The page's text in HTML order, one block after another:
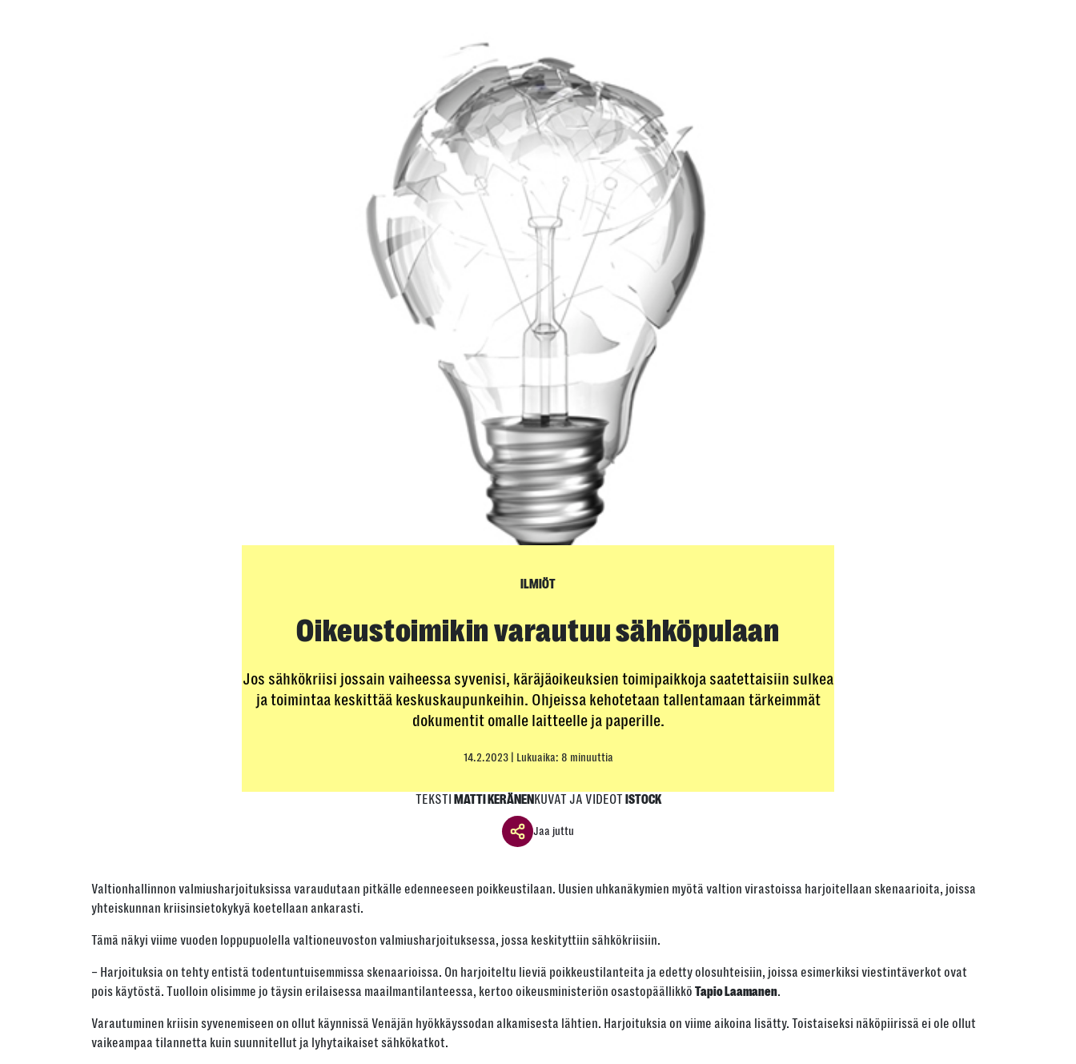
ILMIÖT
Oikeustoimikin varautuu sähköpulaan
Jos sähkökriisi jossain vaiheessa syvenisi, käräjäoikeuksien toimipaikkoja saatettaisiin sulkea
ja toimintaa keskittää keskus­kaupunkeihin. Ohjeissa kehotetaan tallentamaan tärkeimmät
dokumentit omalle laitteelle ja paperille.
14.2.2023 | Lukuaika: 8 minuuttia
TEKSTI MATTI KERÄNENKUVAT JA VIDEOT ISTOCK
Jaa juttu
Jaa tämä linkki seuraavilla tavoilla
Tai kopioi linkki
Kopioi
Valtionhallinnon valmiusharjoituksissa varaudutaan pitkälle edenneeseen poikkeustilaan. Uusien uhkanäkymien myötä valtion virastoissa harjoitellaan skenaarioita, joissa
yhteiskunnan kriisinsietokykyä koetellaan ankarasti.
Tämä näkyi viime vuoden loppupuolella valtioneuvoston valmiusharjoituksessa, jossa keskityttiin sähkökriisiin.
– Harjoituksia on tehty entistä todentuntuisemmissa skenaarioissa. On harjoiteltu lieviä poikkeustilanteita ja edetty olosuhteisiin, joissa esimerkiksi viestintäverkot ovat
pois käytöstä. Tuolloin olisimme jo täysin erilaisessa maailmantilanteessa, kertoo oikeusministeriön osastopäällikkö Tapio Laamanen.
Varautuminen kriisin syvenemiseen on ollut käynnissä Venäjän hyökkäyssodan alkamisesta lähtien. Harjoituksia on viime aikoina lisätty. Toistaiseksi näköpiirissä ei ole ollut
vaikeampaa tilannetta kuin suunnitellut ja lyhytaikaiset sähkökatkot.